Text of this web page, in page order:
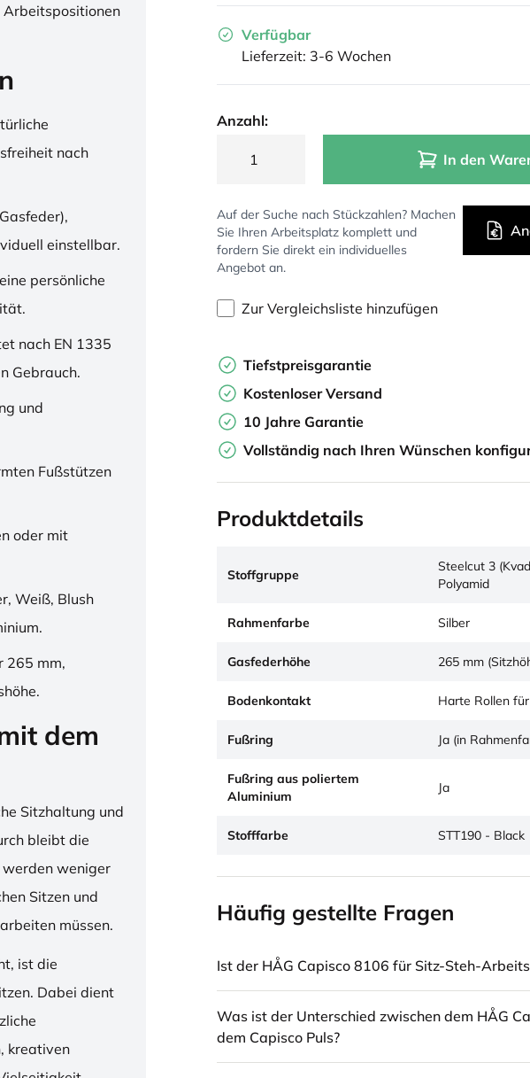
Arbeitspositionen
nach
einstellbar.
persönliche
nach EN 1335
Gebrauch.
und
Fußstützen
oder mit
Weiß, Blush
265 mm,
dem
Sitzhaltung und
bleibt die
werden weniger
Sitzen und
müssen.
ist die
Dabei dient
kreativen
Verfügbar
Lieferzeit: 3-6 Wochen
Anzahl:
In den
Auf der Suche nach Stückzahlen? Machen
Sie Ihren Arbeitsplatz komplett und
fordern Sie direkt ein individuelles
Angebot an.
Zur Vergleichsliste hinzufügen
Tiefstpreisgarantie
Kostenloser Versand
10 Jahre Garantie
Vollständig nach Ihren Wünschen
Produktdetails
Stoffgruppe
Steelcut 3
Polyamid
Rahmenfarbe Silber
Gasfederhöhe 265 mm
Bodenkontakt Harte Rollen
Fußring Ja (in
Fußring aus poliertem
Aluminium
Ja
Stofffarbe STT190 - Black
Häufig gestellte Fragen
Ist der HÅG Capisco 8106 für Sitz-Steh-
Was ist der Unterschied zwischen dem HÅG
dem Capisco Puls?